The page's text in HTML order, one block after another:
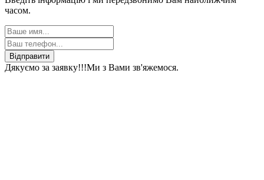
часом.
Відправити
Дякуємо за заявку!!!Ми з Вами зв'яжемося.